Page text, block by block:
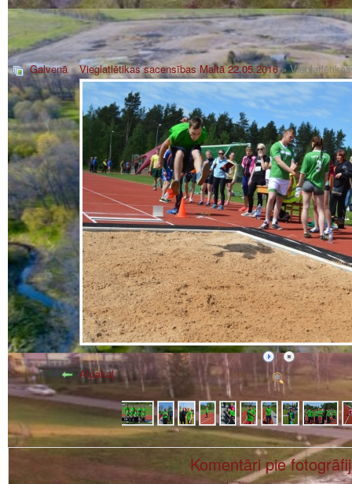
Galvenā»Vieglatlētikas sacensības Maltā 22.05.2016»
Atpakaļ
Komentāri pie